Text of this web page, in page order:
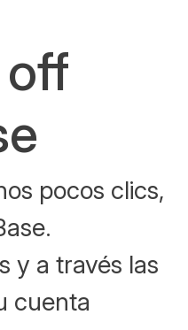
pocos clics,
y a través las
cuenta